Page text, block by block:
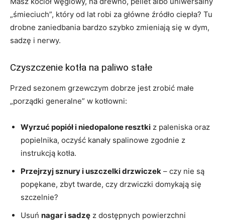
„śmieciuch”, który od lat robi za główne źródło ciepła? Tu
drobne zaniedbania bardzo szybko zmieniają się w dym,
sadzę i nerwy.
Czyszczenie kotła na paliwo stałe
Przed sezonem grzewczym dobrze jest zrobić małe
„porządki generalne” w kotłowni:
Wyrzuć popiół i niedopalone resztki z paleniska oraz
popielnika, oczyść kanały spalinowe zgodnie z
instrukcją kotła.
Przejrzyj sznury i uszczelki drzwiczek – czy nie są
popękane, zbyt twarde, czy drzwiczki domykają się
szczelnie?
Usuń nagar i sadzę z dostępnych powierzchni